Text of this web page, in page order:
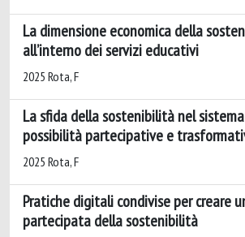
La dimensione economica della
all’interno dei servizi educativi
2025 Rota, F
La sfida della sostenibilità nel
possibilità partecipative e
2025 Rota, F
Pratiche digitali condivise per creare
partecipata della sostenibilità